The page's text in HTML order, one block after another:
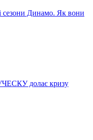
Динамо. Як вони
долає кризу